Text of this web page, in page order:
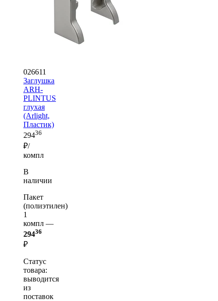
026611
Заглушка
ARH-
PLINTUS
глухая
(Arlight,
Пластик)
29436
₽/
компл
В
наличии
Пакет
(полиэтилен)
1
компл —
29436
₽
Статус
товара:
выводится
из
поставок